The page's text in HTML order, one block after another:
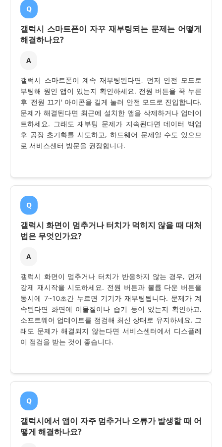
Q
갤럭시 스마트폰이 자꾸 재부팅되는 문제는 어떻게
해결하나요?
A
갤럭시 스마트폰이 계속 재부팅된다면, 먼저 안전 모드로
부팅해 원인 앱이 있는지 확인하세요. 전원 버튼을 꾹 누른
후 '전원 끄기' 아이콘을 길게 눌러 안전 모드로 진입합니다.
문제가 해결된다면 최근에 설치한 앱을 삭제하거나 업데이
트하세요. 그래도 재부팅 문제가 지속된다면 데이터 백업
후 공장 초기화를 시도하고, 하드웨어 문제일 수도 있으므
로 서비스센터 방문을 권장합니다.
Q
갤럭시 화면이 멈추거나 터치가 먹히지 않을 때 대처
법은 무엇인가요?
A
갤럭시 화면이 멈추거나 터치가 반응하지 않는 경우, 먼저
강제 재시작을 시도하세요. 전원 버튼과 볼륨 다운 버튼을
동시에 7~10초간 누르면 기기가 재부팅됩니다. 문제가 계
속된다면 화면에 이물질이나 습기 등이 있는지 확인하고,
소프트웨어 업데이트를 점검해 최신 상태로 유지하세요. 그
래도 문제가 해결되지 않는다면 서비스센터에서 디스플레
이 점검을 받는 것이 좋습니다.
Q
갤럭시에서 앱이 자주 멈추거나 오류가 발생할 때 어
떻게 해결하나요?